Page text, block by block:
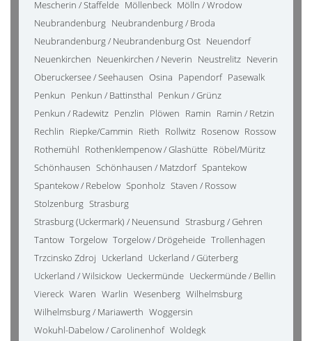
Mescherin / Staffelde Möllenbeck Mölln / Wrodow
Neubrandenburg Neubrandenburg / Broda
Neubrandenburg / Neubrandenburg Ost Neuendorf
Neuenkirchen Neuenkirchen / Neverin Neustrelitz Neverin
Oberuckersee / Seehausen Osina Papendorf Pasewalk
Penkun Penkun / Battinsthal Penkun / Grünz
Penkun / Radewitz Penzlin Plöwen Ramin Ramin / Retzin
Rechlin Riepke/Cammin Rieth Rollwitz Rosenow Rossow
Rothemühl Rothenklempenow / Glashütte Röbel/Müritz
Schönhausen Schönhausen / Matzdorf Spantekow
Spantekow / Rebelow Sponholz Staven / Rossow
Stolzenburg Strasburg
Strasburg (Uckermark) / Neuensund Strasburg / Gehren
Tantow Torgelow Torgelow / Drögeheide Trollenhagen
Trzcinsko Zdroj Uckerland Uckerland / Güterberg
Uckerland / Wilsickow Ueckermünde Ueckermünde / Bellin
Viereck Waren Warlin Wesenberg Wilhelmsburg
Wilhelmsburg / Mariawerth Woggersin
Wokuhl-Dabelow / Carolinenhof Woldegk